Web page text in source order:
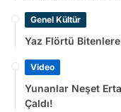
Genel Kültür
Yaz Flörtü
Video
Yunanlar Neşet
Çaldı!